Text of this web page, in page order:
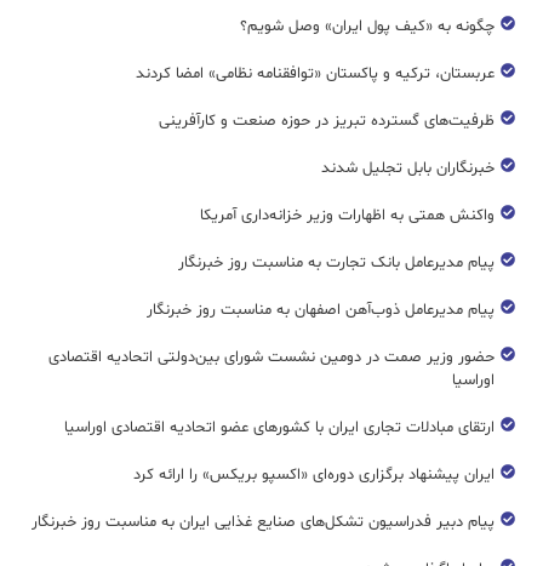
چگونه به «کیف پول ایران» وصل شویم؟
عربستان، ترکیه و پاکستان «توافقنامه نظامی» امضا کردند
ظرفیت‌های گسترده‌ تبریز در حوزه صنعت و کارآفرینی
خبرنگاران بابل تجلیل شدند
واکنش همتی به اظهارات وزیر خزانه‌داری آمریکا
پیام مدیرعامل بانک تجارت به مناسبت روز خبرنگار
پیام مدیرعامل ذوب‌آهن اصفهان به مناسبت روز خبرنگار
حضور وزیر صمت در دومین نشست شورای بین‌دولتی اتحادیه اقتصادی
اوراسیا
ارتقای مبادلات تجاری ایران با کشورهای عضو اتحادیه اقتصادی اوراسیا
ایران پیشنهاد برگزاری دوره‌ای «اکسپو بریکس» را ارائه کرد
پیام دبیر فدراسیون تشکل‌های صنایع غذایی ایران به مناسبت روز خبرنگار